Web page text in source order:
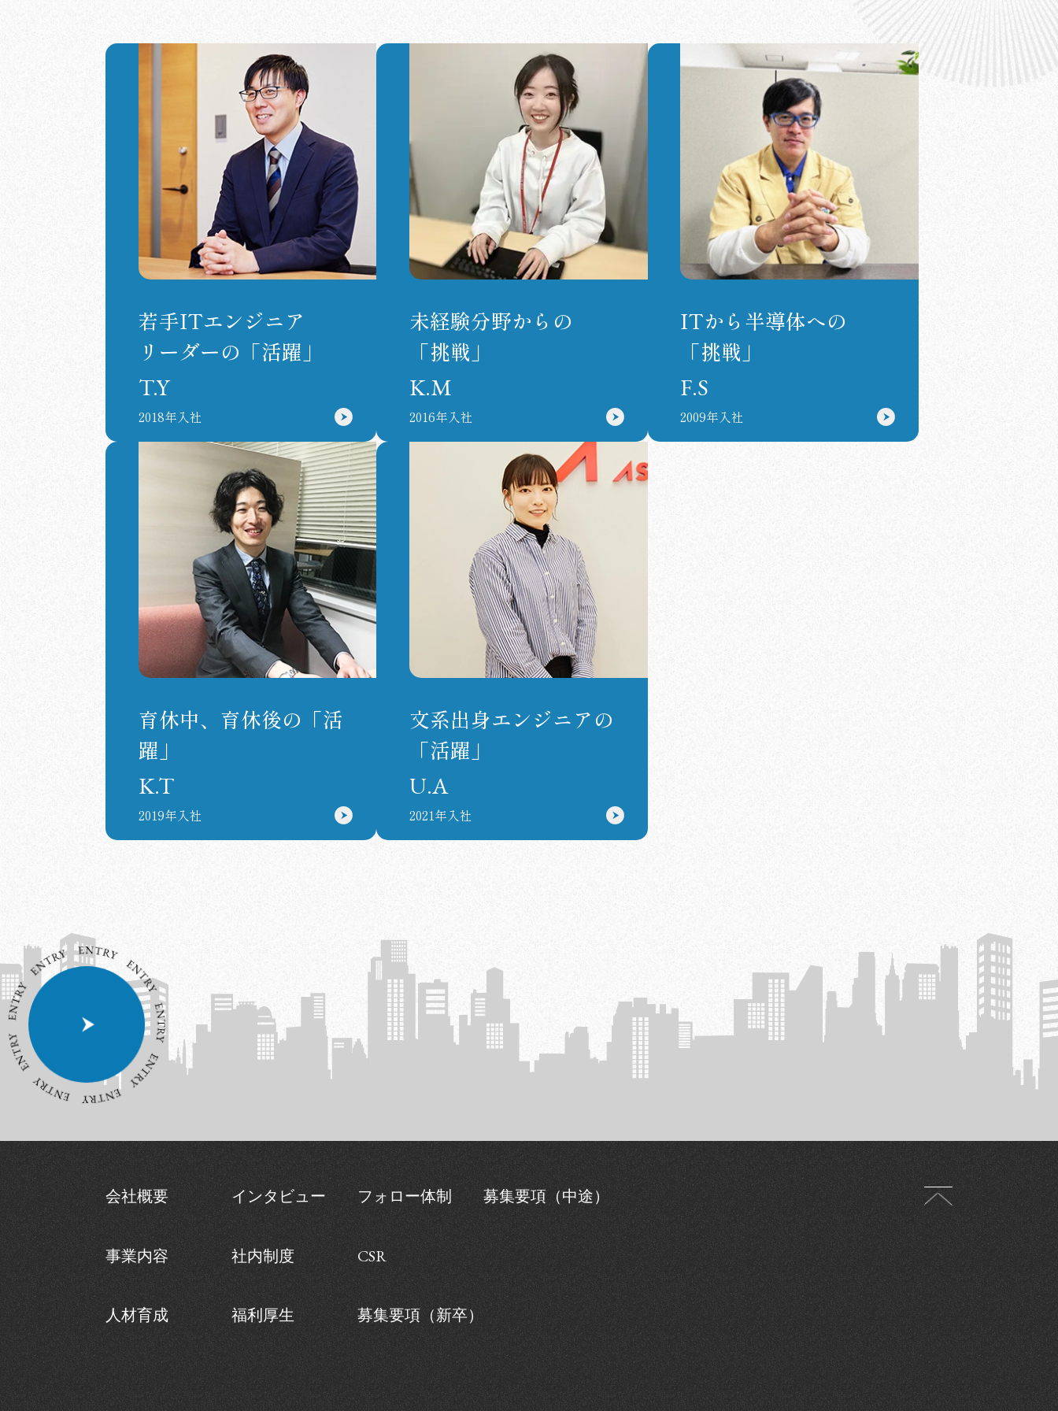
若手ITエンジニア
リーダーの「活躍」
T.Y
2018年入社
未経験分野からの
「挑戦」
K.M
2016年入社
ITから半導体への
「挑戦」
F.S
2009年入社
育休中、育休後の「活
躍」
K.T
2019年入社
文系出身エンジニアの
「活躍」
U.A
2021年入社
会社概要
事業内容
人材育成
インタビュー
社内制度
福利厚生
フォロー体制
CSR
募集要項（新卒）
募集要項（中途）